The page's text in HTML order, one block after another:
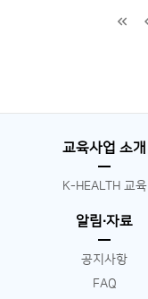
교육사업 소개
K-HEALTH 교육
알림∙자료
공지사항
FAQ